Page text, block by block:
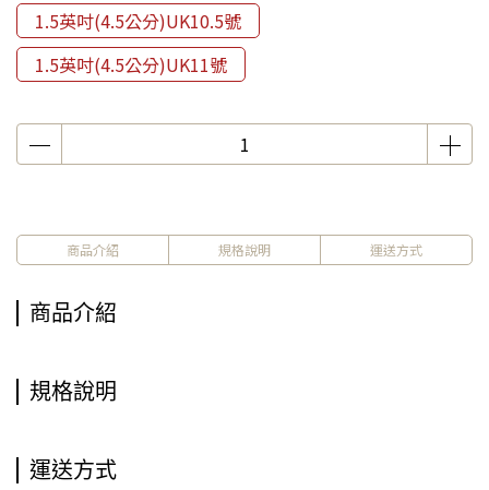
1.5英吋(4.5公分)UK10.5號
1.5英吋(4.5公分)UK11號
商品介紹 規格說明 運送方式
商品介紹
規格說明
運送方式